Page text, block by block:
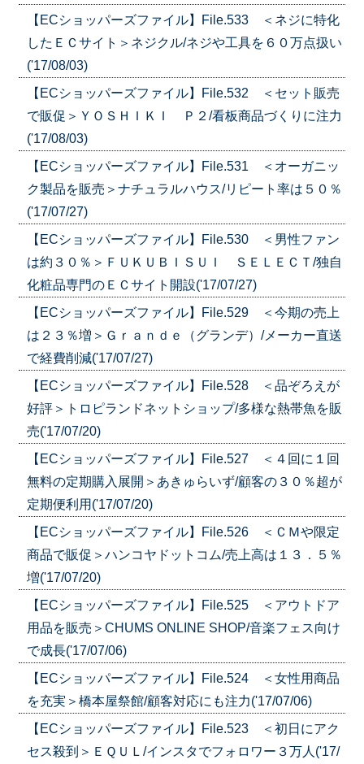
【ECショッパーズファイル】File.533 ＜ネジに特化
したＥＣサイト＞ネジクル/ネジや工具を６０万点扱い
('17/08/03)
【ECショッパーズファイル】File.532 ＜セット販売
で販促＞ＹＯＳＨＩＫＩ Ｐ２/看板商品づくりに注力
('17/08/03)
【ECショッパーズファイル】File.531 ＜オーガニッ
ク製品を販売＞ナチュラルハウス/リピート率は５０％
('17/07/27)
【ECショッパーズファイル】File.530 ＜男性ファン
は約３０％＞ＦＵＫＵＢＩＳＵＩ ＳＥＬＥＣＴ/独自
化粧品専門のＥＣサイト開設('17/07/27)
【ECショッパーズファイル】File.529 ＜今期の売上
は２３％増＞Ｇｒａｎｄｅ（グランデ）/メーカー直送
で経費削減('17/07/27)
【ECショッパーズファイル】File.528 ＜品ぞろえが
好評＞トロピランドネットショップ/多様な熱帯魚を販
売('17/07/20)
【ECショッパーズファイル】File.527 ＜４回に１回
無料の定期購入展開＞あきゅらいず/顧客の３０％超が
定期便利用('17/07/20)
【ECショッパーズファイル】File.526 ＜ＣＭや限定
商品で販促＞ハンコヤドットコム/売上高は１３．５％
増('17/07/20)
【ECショッパーズファイル】File.525 ＜アウトドア
用品を販売＞CHUMS ONLINE SHOP/音楽フェス向け
で成長('17/07/06)
【ECショッパーズファイル】File.524 ＜女性用商品
を充実＞橋本屋祭館/顧客対応にも注力('17/07/06)
【ECショッパーズファイル】File.523 ＜初日にアク
セス殺到＞ＥＱＵＬ/インスタでフォロワー３万人('17/